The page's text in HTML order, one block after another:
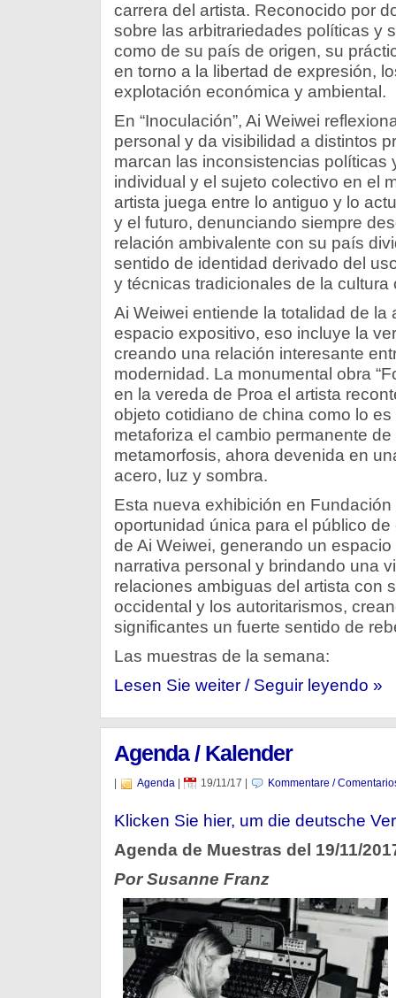
carrera del artista. Reconocido por
sobre las arbitrariedades políticas y
como de su país de origen, su
en torno a la libertad de expresión,
explotación económica y ambiental.
En “Inoculación”, Ai Weiwei
personal y da visibilidad a distintos
marcan las inconsistencias políticas
individual y el sujeto colectivo en el
artista juega entre lo antiguo y lo
y el futuro, denunciando siempre
relación ambivalente con su país
sentido de identidad derivado del
y técnicas tradicionales de la cultura
Ai Weiwei entiende la totalidad de la
espacio expositivo, eso incluye la
creando una relación interesante
modernidad. La monumental obra
en la vereda de Proa el artista
objeto cotidiano de china como lo
metaforiza el cambio permanente
metamorfosis, ahora devenida en
acero, luz y sombra.
Esta nueva exhibición en
oportunidad única para el público
de Ai Weiwei, generando un
narrativa personal y brindando una
relaciones ambiguas del artista con
occidental y los autoritarismos,
significantes un fuerte sentido de
Las muestras de la semana:
Lesen Sie weiter / Seguir leyendo »
Agenda / Kalender
Agenda| 19/11/17 Kommentare /
Klicken Sie hier, um die deutsche
Agenda de Muestras del 19/11/
Por Susanne Franz